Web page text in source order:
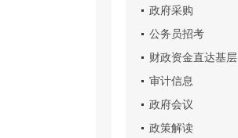
政府采购
公务员招考
财政资金直达基层
审计信息
政府会议
政策解读